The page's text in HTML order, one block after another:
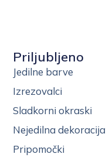
Priljubljeno
Jedilne barve
Izrezovalci
Sladkorni okraski
Nejedilna dekoracija
Pripomočki